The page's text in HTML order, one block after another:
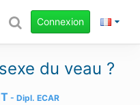
Connexion
du veau ?
Dipl. ECAR